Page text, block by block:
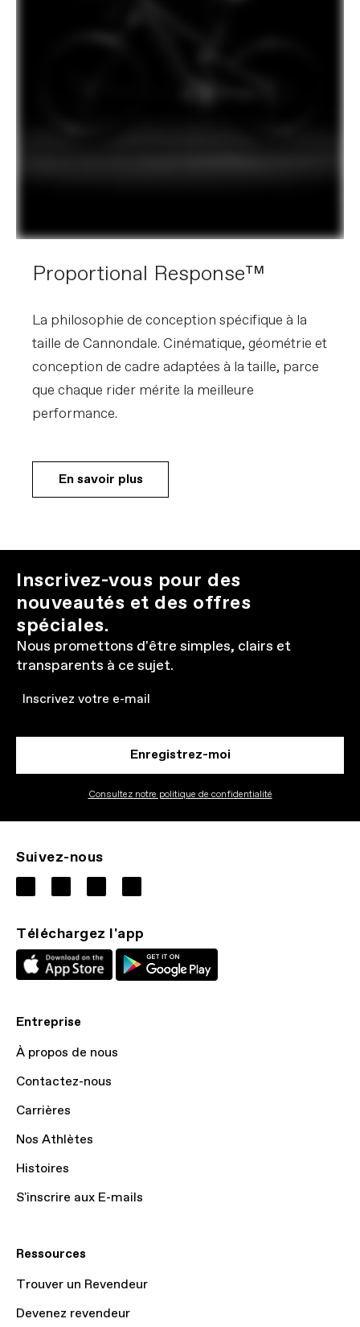
Proportional Response™
La philosophie de conception spécifique à la
taille de Cannondale. Cinématique, géométrie et
conception de cadre adaptées à la taille, parce
que chaque rider mérite la meilleure
performance.
En savoir plus
Inscrivez-vous pour des
nouveautés et des offres
spéciales.
Nous promettons d'être simples, clairs et
transparents à ce sujet.
Email
Enregistrez-moi
Consultez notre politique de confidentialité
Suivez-nous
Téléchargez l'app
Entreprise
À propos de nous
Contactez-nous
Carrières
Nos Athlètes
Histoires
S'inscrire aux E-mails
Ressources
Trouver un Revendeur
Devenez revendeur